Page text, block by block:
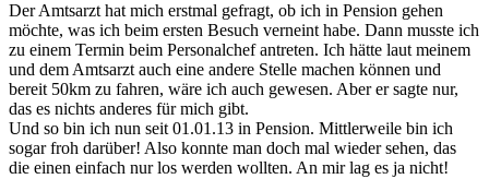
Der Amtsarzt hat mich erstmal gefragt, ob ich in Pension gehen
möchte, was ich beim ersten Besuch verneint habe. Dann musste ich
zu einem Termin beim Personalchef antreten. Ich hätte laut meinem
und dem Amtsarzt auch eine andere Stelle machen können und
bereit 50km zu fahren, wäre ich auch gewesen. Aber er sagte nur,
das es nichts anderes für mich gibt.
Und so bin ich nun seit 01.01.13 in Pension. Mittlerweile bin ich
sogar froh darüber! Also konnte man doch mal wieder sehen, das
die einen einfach nur los werden wollten. An mir lag es ja nicht!